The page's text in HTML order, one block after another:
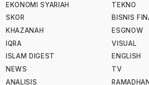
EKONOMI SYARIAH
SKOR
KHAZANAH
IQRA
ISLAM DIGEST
NEWS
ANALISIS
TEKNO
BISNIS
ESGNOW
VISUAL
ENGLISH
TV
RAMADHAN